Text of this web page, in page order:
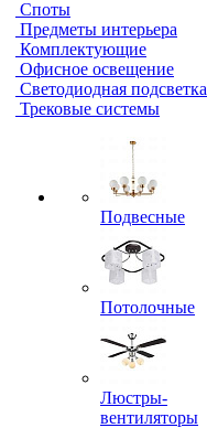
Споты
Предметы интерьера
Комплектующие
Офисное освещение
Светодиодная подсветка
Трековые системы
Подвесные
Потолочные
Люстры-
вентиляторы